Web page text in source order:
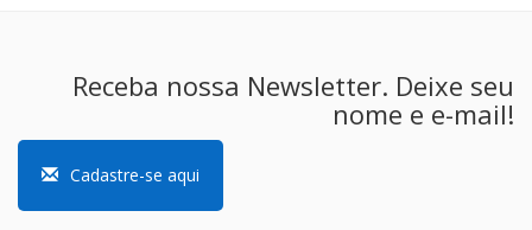
Receba nossa Newsletter. Deixe seu
nome e e-mail!
Cadastre-se aqui